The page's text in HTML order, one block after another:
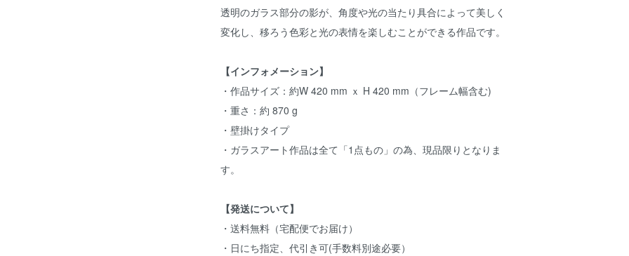
透明のガラス部分の影が、角度や光の当たり具合によって美しく
変化し、移ろう色彩と光の表情を楽しむことができる作品です。
【インフォメーション】
・作品サイズ：約W 420 mm ｘ H 420 mm（フレーム幅含む)
・重さ：約 870 g
・壁掛けタイプ
・ガラスアート作品は全て「1点もの」の為、現品限りとなりま
す。
【発送について】
・送料無料（宅配便でお届け）
・日にち指定、代引き可(手数料別途必要）